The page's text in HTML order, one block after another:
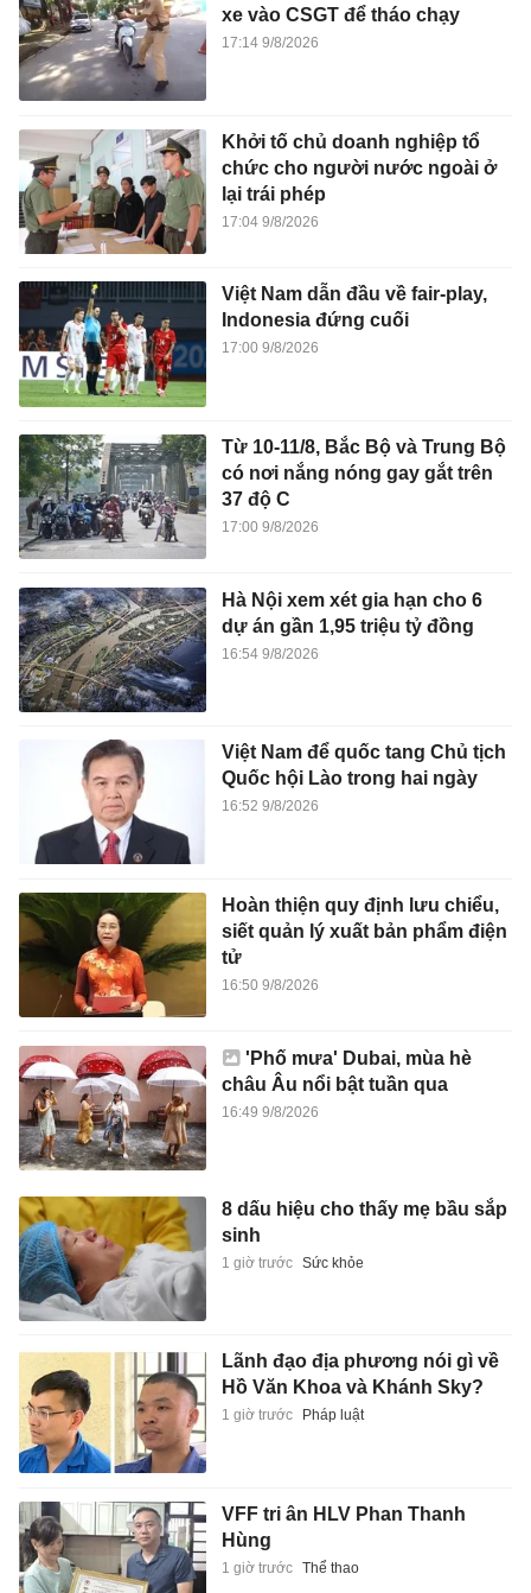
xe vào CSGT để tháo chạy
17:14 9/8/2026
Khởi tố chủ doanh nghiệp tổ
chức cho người nước ngoài ở
lại trái phép
17:04 9/8/2026
Việt Nam dẫn đầu về fair-play,
Indonesia đứng cuối
17:00 9/8/2026
Từ 10-11/8, Bắc Bộ và Trung Bộ
có nơi nắng nóng gay gắt trên
37 độ C
17:00 9/8/2026
Hà Nội xem xét gia hạn cho 6
dự án gần 1,95 triệu tỷ đồng
16:54 9/8/2026
Việt Nam để quốc tang Chủ tịch
Quốc hội Lào trong hai ngày
16:52 9/8/2026
Hoàn thiện quy định lưu chiểu,
siết quản lý xuất bản phẩm điện
tử
16:50 9/8/2026
'Phố mưa' Dubai, mùa hè
châu Âu nổi bật tuần qua
16:49 9/8/2026
8 dấu hiệu cho thấy mẹ bầu sắp
sinh
1 giờ trước Sức khỏe
Lãnh đạo địa phương nói gì về
Hồ Văn Khoa và Khánh Sky?
1 giờ trước Pháp luật
VFF tri ân HLV Phan Thanh
Hùng
1 giờ trước Thể thao